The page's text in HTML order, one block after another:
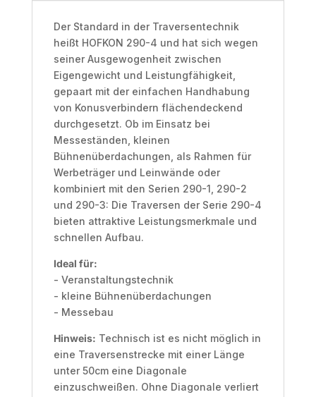
Der Standard in der Traversentechnik
heißt HOFKON 290-4 und hat sich wegen
seiner Ausgewogenheit zwischen
Eigengewicht und Leistungfähigkeit,
gepaart mit der einfachen Handhabung
von Konusverbindern flächendeckend
durchgesetzt. Ob im Einsatz bei
Messeständen, kleinen
Bühnenüberdachungen, als Rahmen für
Werbeträger und Leinwände oder
kombiniert mit den Serien 290-1, 290-2
und 290-3: Die Traversen der Serie 290-4
bieten attraktive Leistungsmerkmale und
schnellen Aufbau.
Ideal für:
- Veranstaltungstechnik
- kleine Bühnenüberdachungen
- Messebau
Hinweis: Technisch ist es nicht möglich in
eine Traversenstrecke mit einer Länge
unter 50cm eine Diagonale
einzuschweißen. Ohne Diagonale verliert